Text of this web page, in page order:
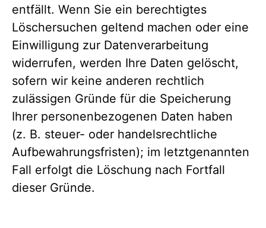
entfällt. Wenn Sie ein berechtigtes
Löschersuchen geltend machen oder eine
Einwilligung zur Datenverarbeitung
widerrufen, werden Ihre Daten gelöscht,
sofern wir keine anderen rechtlich
zulässigen Gründe für die Speicherung
Ihrer personenbezogenen Daten haben
(z. B. steuer- oder handelsrechtliche
Aufbewahrungsfristen); im letztgenannten
Fall erfolgt die Löschung nach Fortfall
dieser Gründe.